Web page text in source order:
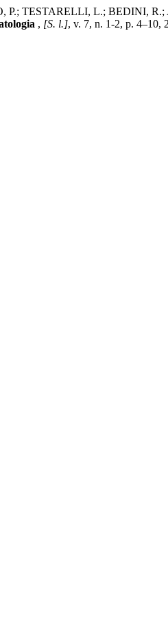
TESTARELLI, L.; BEDINI, R.;
, [S. l.], v. 7, n. 1-2, p. 4–10,